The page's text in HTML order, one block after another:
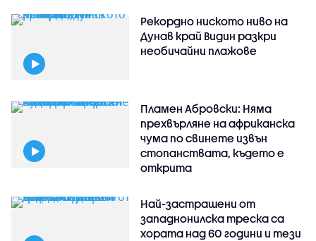
Рекордно ниското ниво на
Дунав край Видин разкри
необичайни плажове
Пламен Абровски: Няма
прехвърляне на африканска
чума по свинете извън
стопанствата, където е
открита
Най-застрашени от
западнонилска треска са
хората над 60 години и тези